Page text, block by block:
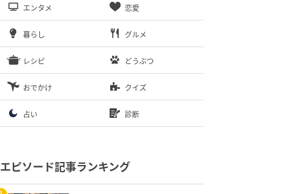
エンタメ 恋愛
暮らし グルメ
レシピ どうぶつ
おでかけ クイズ
占い 診断
エピソード記事ランキング